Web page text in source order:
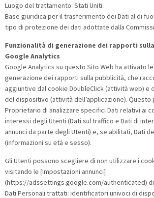
Luogo del trattamento: Stati Uniti.
Base giuridica per il trasferimento dei Dati al di
tipo di protezione dei dati adottate dalla
Funzionalità di generazione dei rapporti
Google Analytics
Google Analytics su questo Sito Web ha attivato
generazione dei rapporti sulla pubblicità, che
aggiuntive dal cookie DoubleClick (attività web) e
del dispositivo (attività dell’applicazione).
Proprietario di analizzare specifici Dati relativi ai
interessi degli Utenti (Dati sul traffico e Dati di
annunci da parte degli Utenti) e, se abilitati, Dati
(informazioni su età e sesso).
Gli Utenti possono scegliere di non utilizzare i
visitando le [Impostazioni annunci]
(https://adssettings.google.com/authenticated)
Dati Personali trattati: identificatori univoci di